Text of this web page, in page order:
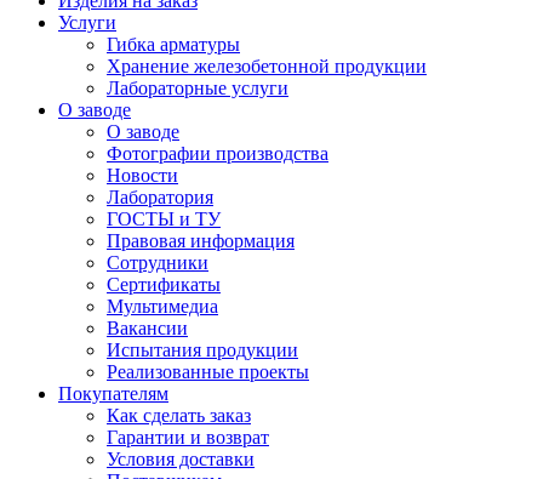
Услуги
Гибка арматуры
Хранение железобетонной продукции
Лабораторные услуги
О заводе
О заводе
Фотографии производства
Новости
Лаборатория
ГОСТЫ и ТУ
Правовая информация
Сотрудники
Сертификаты
Мультимедиа
Вакансии
Испытания продукции
Реализованные проекты
Покупателям
Как сделать заказ
Гарантии и возврат
Условия доставки